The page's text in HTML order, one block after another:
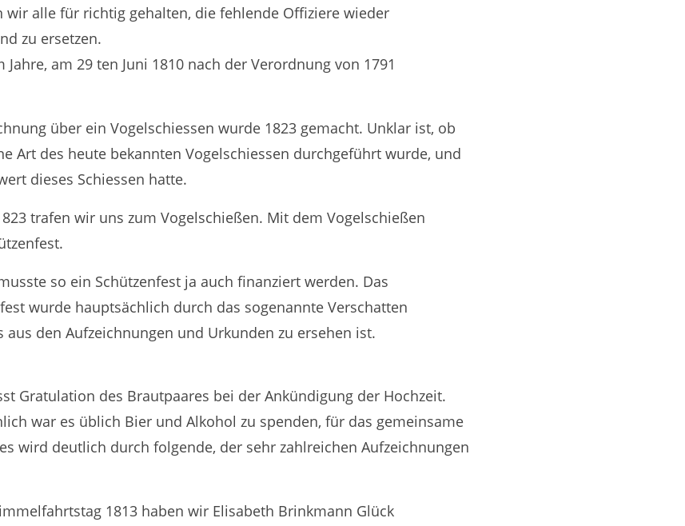
wir alle für richtig gehalten, die fehlende Offiziere wieder
zu ersetzen.
Jahre, am 29 ten Juni 1810 nach der Verordnung von 1791
über ein Vogelschiessen wurde 1823 gemacht. Unklar ist, ob
Art des heute bekannten Vogelschiessen durchgeführt wurde, und
dieses Schiessen hatte.
trafen wir uns zum Vogelschießen. Mit dem Vogelschießen
so ein Schützenfest ja auch finanziert werden. Das
wurde hauptsächlich durch das sogenannte Verschatten
aus den Aufzeichnungen und Urkunden zu ersehen ist.
Gratulation des Brautpaares bei der Ankündigung der Hochzeit.
war es üblich Bier und Alkohol zu spenden, für das gemeinsame
wird deutlich durch folgende, der sehr zahlreichen Aufzeichnungen
1813 haben wir Elisabeth Brinkmann Glück